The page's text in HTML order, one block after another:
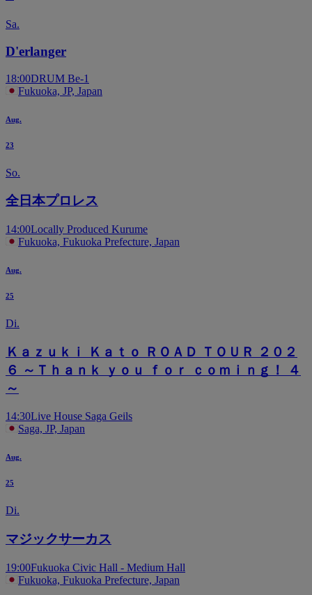
Sa.
D'erlanger
18:00DRUM Be-1
Fukuoka, JP, Japan
Aug.
23
So.
全日本プロレス
14:00Locally Produced Kurume
Fukuoka, Fukuoka Prefecture, Japan
Aug.
25
Di.
Ｋａｚｕｋｉ Ｋａｔｏ ＲＯＡＤ ＴＯＵＲ ２０２
６ ～Ｔｈａｎｋ ｙｏｕ ｆｏｒ ｃｏｍｉｎｇ！ ４
～
14:30Live House Saga Geils
Saga, JP, Japan
Aug.
25
Di.
マジックサーカス
19:00Fukuoka Civic Hall - Medium Hall
Fukuoka, Fukuoka Prefecture, Japan